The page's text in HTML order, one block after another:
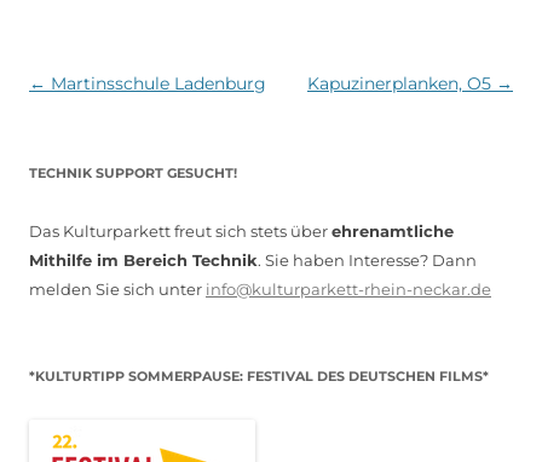
Beitragsnavigation
← Martinsschule Ladenburg Kapuzinerplanken, O5 →
TECHNIK SUPPORT GESUCHT!
Das Kulturparkett freut sich stets überehrenamtliche
Mithilfe im Bereich Technik. Sie haben Interesse? Dann
melden Sie sich unter info@kulturparkett-rhein-neckar.de
*KULTURTIPP SOMMERPAUSE: FESTIVAL DES DEUTSCHEN FILMS*